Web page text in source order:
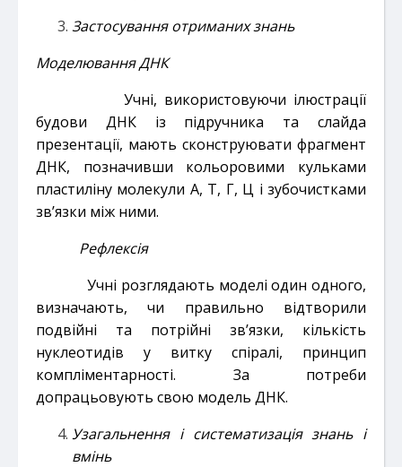
Застосування отриманих знань
Моделювання ДНК
Учні, використовуючи ілюстрації
будови ДНК із підручника та слайда
презентації, мають сконструювати фрагмент
ДНК, позначивши кольоровими кульками
пластиліну молекули А, Т, Г, Ц і зубочистками
зв’язки між ними.
Рефлексія
Учні розглядають моделі один одного,
визначають, чи правильно відтворили
подвійні та потрійні зв’язки, кількість
нуклеотидів у витку спіралі, принцип
компліментарності. За потреби
допрацьовують свою модель ДНК.
Узагальнення і систематизація знань і
вмінь